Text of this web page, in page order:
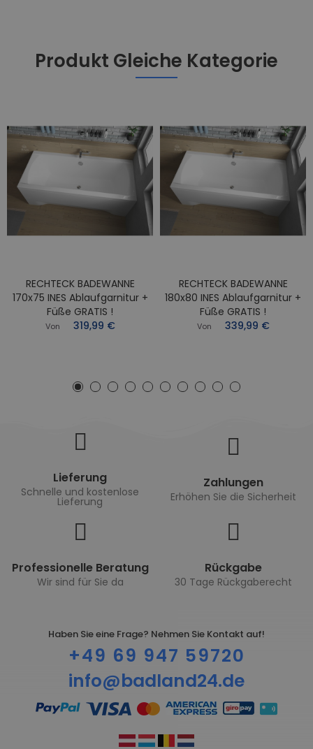
Produkt Gleiche Kategorie
RECHTECK BADEWANNE
170x75 INES Ablaufgarnitur +
Füße GRATIS !
Von 319,99 €
RECHTECK BADEWANNE
180x80 INES Ablaufgarnitur +
Füße GRATIS !
Von 339,99 €
Lieferung
Schnelle und kostenlose
Lieferung
Zahlungen
Erhöhen Sie die Sicherheit
Professionelle Beratung
Wir sind für Sie da
Rückgabe
30 Tage Rückgaberecht
Haben Sie eine Frage? Nehmen Sie Kontakt auf!
+49 69 947 59720
info@badland24.de